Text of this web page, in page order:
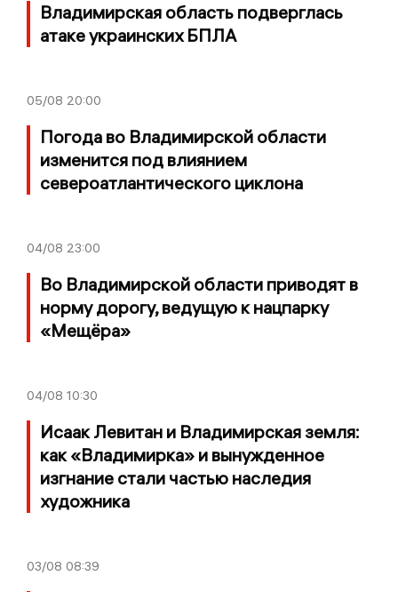
Владимирская область подверглась
атаке украинских БПЛА
05/08 20:00
Погода во Владимирской области
изменится под влиянием
североатлантического циклона
04/08 23:00
Во Владимирской области приводят в
норму дорогу, ведущую к нацпарку
«Мещёра»
04/08 10:30
Исаак Левитан и Владимирская земля:
как «Владимирка» и вынужденное
изгнание стали частью наследия
художника
03/08 08:39